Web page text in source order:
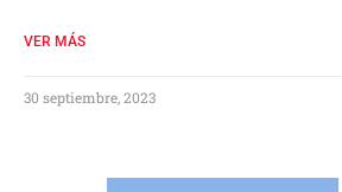
VER MÁS
30 septiembre, 2023